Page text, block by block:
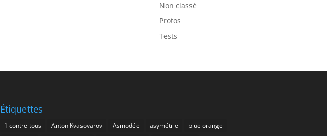
Non classé
Protos
Tests
Étiquettes
1 contre tous Anton Kvasovarov Asmodée asymétrie
blue orange